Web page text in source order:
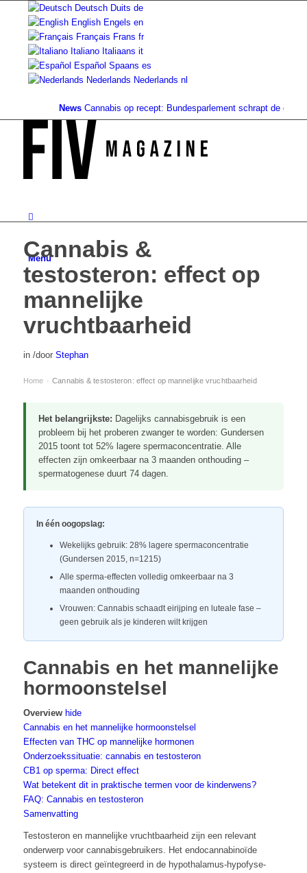
Deutsch Duits de
English Engels en
Français Frans fr
Italiano Italiaans it
Español Spaans es
Nederlands Nederlands nl
News Cannabis op recept: Bundesparlement schrapt de dekking...
Menu
Cannabis &
testosteron: effect op
mannelijke
vruchtbaarheid
in /door Stephan
Home › Cannabis & testosteron: effect op mannelijke vruchtbaarheid
Het belangrijkste: Dagelijks cannabisgebruik is een
probleem bij het proberen zwanger te worden: Gundersen
2015 toont tot 52% lagere spermaconcentratie. Alle
effecten zijn omkeerbaar na 3 maanden onthouding –
spermatogenese duurt 74 dagen.
In één oogopslag:
Wekelijks gebruik: 28% lagere spermaconcentratie
(Gundersen 2015, n=1215)
Alle sperma-effecten volledig omkeerbaar na 3
maanden onthouding
Vrouwen: Cannabis schaadt eirijping en luteale fase –
geen gebruik als je kinderen wilt krijgen
Cannabis en het mannelijke
hormoonstelsel
Overview hide
Cannabis en het mannelijke hormoonstelsel
Effecten van THC op mannelijke hormonen
Onderzoekssituatie: cannabis en testosteron
CB1 op sperma: Direct effect
Wat betekent dit in praktische termen voor de kinderwens?
FAQ: Cannabis en testosteron
Samenvatting
Testosteron en mannelijke vruchtbaarheid zijn een relevant
onderwerp voor cannabisgebruikers. Het endocannabinoïde
systeem is direct geïntegreerd in de hypothalamus-hypofyse-